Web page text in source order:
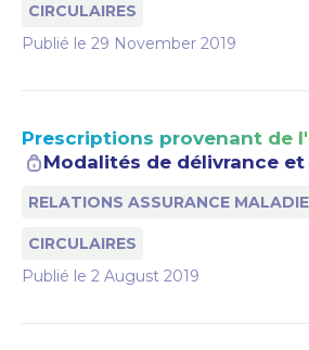
CIRCULAIRES
Publié le 29 November 2019
Prescriptions provenant de
Modalités de délivrance
RELATIONS ASSURANCE
CIRCULAIRES
Publié le 2 August 2019